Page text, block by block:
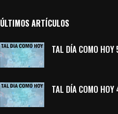
ÚLTIMOS ARTÍCULOS
TAL DÍA COMO
TAL DÍA COMO